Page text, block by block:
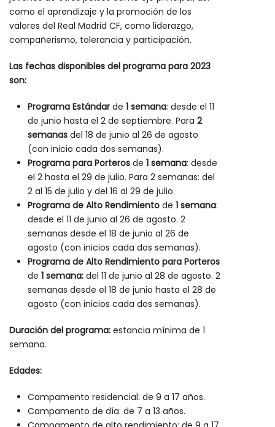
como el aprendizaje y la promoción de los
valores del Real Madrid CF, como liderazgo,
compañerismo, tolerancia y participación.
Las fechas disponibles del programa para 2023
son:
Programa Estándar de 1 semana: desde el 11
de junio hasta el 2 de septiembre. Para 2
semanas del 18 de junio al 26 de agosto
(con inicio cada dos semanas).
Programa para Porteros de 1 semana: desde
el 2 hasta el 29 de julio. Para 2 semanas: del
2 al 15 de julio y del 16 al 29 de julio.
Programa de Alto Rendimiento de 1 semana:
desde el 11 de junio al 26 de agosto. 2
semanas desde el 18 de junio al 26 de
agosto (con inicios cada dos semanas).
Programa de Alto Rendimiento para Porteros
de 1 semana: del 11 de junio al 28 de agosto. 2
semanas desde el 18 de junio hasta el 28 de
agosto (con inicios cada dos semanas).
Duración del programa: estancia mínima de 1
semana.
Edades:
Campamento residencial: de 9 a 17 años.
Campamento de día: de 7 a 13 años.